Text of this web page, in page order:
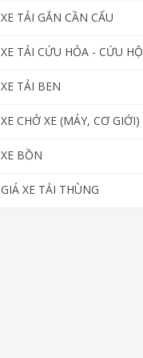
XE TẢI GẮN CẦN CẨU
XE TẢI CỨU HỎA - CỨU HỘ
XE TẢI BEN
XE CHỞ XE (MÁY, CƠ GIỚI)
XE BỒN
GIÁ XE TẢI THÙNG